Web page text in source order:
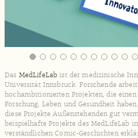
Das MedLifeLab ist der medizinische
Universität Innsbruck. Forschende
hochambitionierten Projekten, die
Forschung, Leben und Gesundheit
diese Projekte Außenstehenden gut
beispielhafte Projekte des MedLifeLab
verständlichen Comic-Geschichten